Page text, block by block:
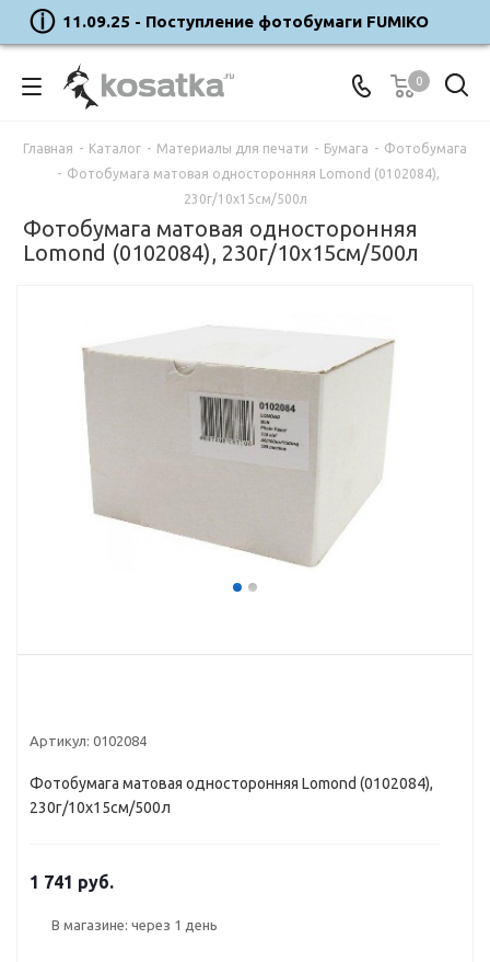
11.09.25 - Поступление фотобумаги FUMIKO
0
Главная - Каталог - Материалы для печати - Бумага - Фотобумага
- Фотобумага матовая односторонняя Lоmond (0102084),
230г/10х15см/500л
Фотобумага матовая односторонняя
Lоmond (0102084), 230г/10х15см/500л
Артикул: 0102084
Фотобумага матовая односторонняя Lоmond (0102084),
230г/10х15см/500л
1 741 руб.
В магазине: через 1 день